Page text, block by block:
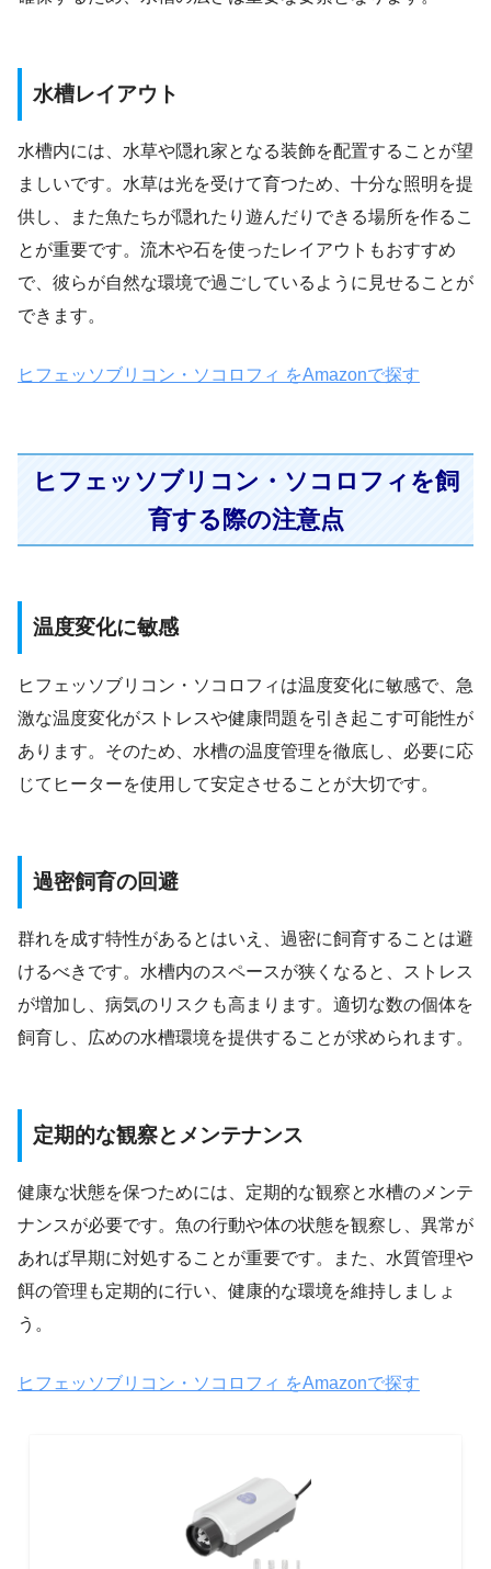
水槽レイアウト
水槽内には、水草や隠れ家となる装飾を配置することが望
ましいです。水草は光を受けて育つため、十分な照明を提
供し、また魚たちが隠れたり遊んだりできる場所を作るこ
とが重要です。流木や石を使ったレイアウトもおすすめ
で、彼らが自然な環境で過ごしているように見せることが
できます。
ヒフェッソブリコン・ソコロフィ をAmazonで探す
ヒフェッソブリコン・ソコロフィを飼
育する際の注意点
温度変化に敏感
ヒフェッソブリコン・ソコロフィは温度変化に敏感で、急
激な温度変化がストレスや健康問題を引き起こす可能性が
あります。そのため、水槽の温度管理を徹底し、必要に応
じてヒーターを使用して安定させることが大切です。
過密飼育の回避
群れを成す特性があるとはいえ、過密に飼育することは避
けるべきです。水槽内のスペースが狭くなると、ストレス
が増加し、病気のリスクも高まります。適切な数の個体を
飼育し、広めの水槽環境を提供することが求められます。
定期的な観察とメンテナンス
健康な状態を保つためには、定期的な観察と水槽のメンテ
ナンスが必要です。魚の行動や体の状態を観察し、異常が
あれば早期に対処することが重要です。また、水質管理や
餌の管理も定期的に行い、健康的な環境を維持しましょ
う。
ヒフェッソブリコン・ソコロフィ をAmazonで探す